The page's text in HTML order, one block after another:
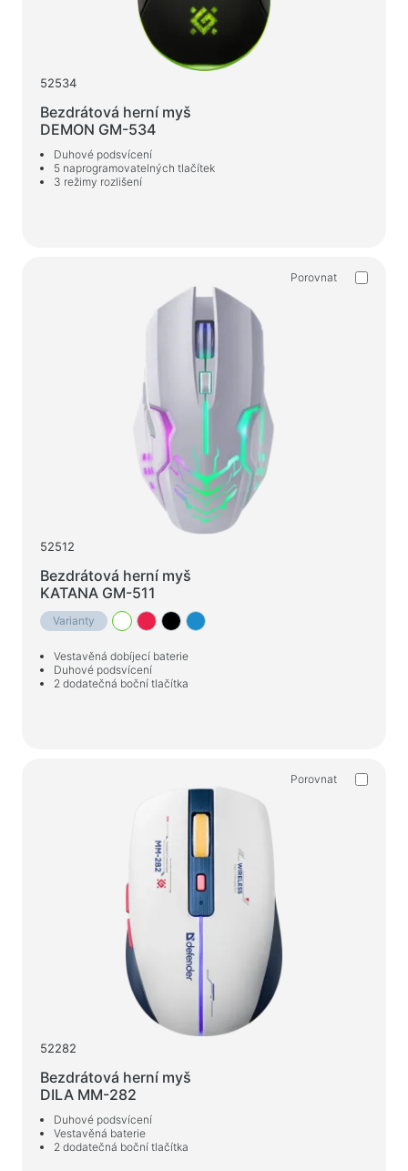
52534
Bezdrátová herní myš
DEMON GM-534
Duhové podsvícení
5 naprogramovatelných tlačítek
3 režimy rozlišení
Porovnat
52512
Bezdrátová herní myš
KATANA GM-511
Varianty
Vestavěná dobíjecí baterie
Duhové podsvícení
2 dodatečná boční tlačítka
Porovnat
52282
Bezdrátová herní myš
DILA MM-282
Duhové podsvícení
Vestavěná baterie
2 dodatečná boční tlačítka